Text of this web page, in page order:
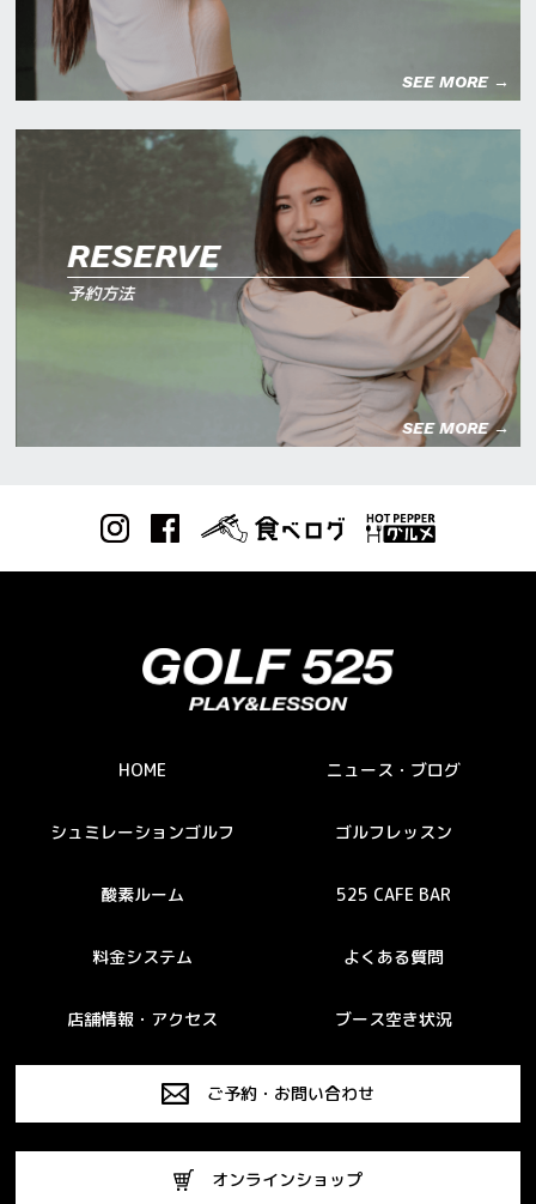
SEE MORE →
RESERVE
予約方法
SEE MORE →
HOME ニュース・ブログ
シュミレーションゴルフ ゴルフレッスン
酸素ルーム 525 CAFE BAR
料金システム よくある質問
店舗情報・アクセス ブース空き状況
ご予約・お問い合わせ
オンラインショップ